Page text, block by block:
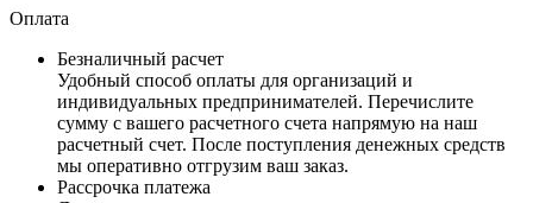
Оплата
Безналичный расчет
Удобный способ оплаты для организаций и
индивидуальных предпринимателей. Перечислите
сумму с вашего расчетного счета напрямую на наш
расчетный счет. После поступления денежных средств
мы оперативно отгрузим ваш заказ.
Рассрочка платежа